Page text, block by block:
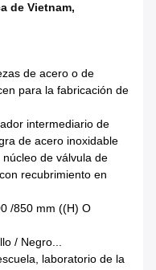
de Vietnam,
de acero o de
para la fabricación de
intermediario de
de acero inoxidable
de válvula de
recubrimiento en
/850 mm ((H) O
/ Negro...
laboratorio de la